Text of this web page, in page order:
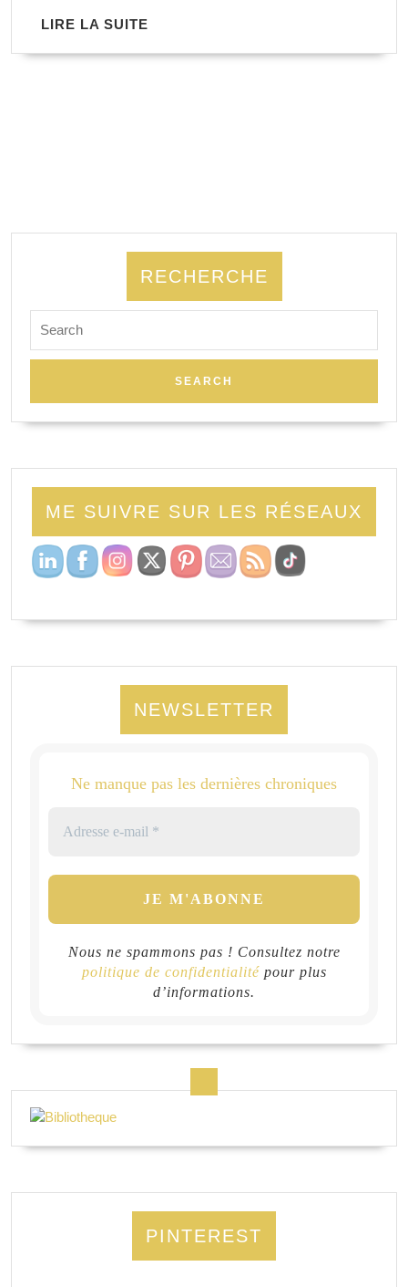
LIRE LA SUITE
RECHERCHE
for:
ME SUIVRE SUR LES RÉSEAUX
NEWSLETTER
Ne manque pas les dernières chroniques
Nous ne spammons pas ! Consultez notre
politique de confidentialitépour plus
d’informations.
PINTEREST